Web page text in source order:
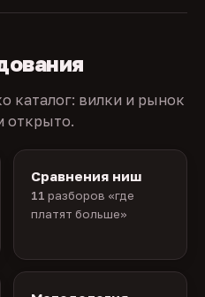
каталог: вилки и рынок
открыто.
Сравнения ниш
11 разборов «где
платят больше»